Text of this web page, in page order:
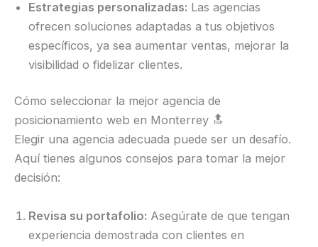
Estrategias personalizadas: Las agencias
ofrecen soluciones adaptadas a tus objetivos
específicos, ya sea aumentar ventas, mejorar la
visibilidad o fidelizar clientes.
Cómo seleccionar la mejor agencia de
posicionamiento web en Monterrey 🔝
Elegir una agencia adecuada puede ser un desafío.
Aquí tienes algunos consejos para tomar la mejor
decisión:
Revisa su portafolio: Asegúrate de que tengan
experiencia demostrada con clientes en